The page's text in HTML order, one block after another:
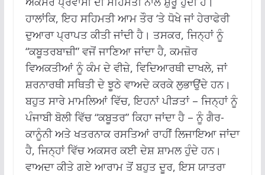
ਹਾਲਾਂਕਿ, ਇਹ ਸਹਿਮਤੀ ਆਮ ਤੌਰ ‘ਤੇ ਧੋਖੇ ਜਾਂ ਹੇਰਾਫੇਰੀ
ਦੁਆਰਾ ਪ੍ਰਾਪਤ ਕੀਤੀ ਜਾਂਦੀ ਹੈ। ਤਸਕਰ, ਜਿਨ੍ਹਾਂ ਨੂੰ
“ਕਬੂਤਰਬਾਜ਼ੀ” ਵਜੋਂ ਜਾਣਿਆ ਜਾਂਦਾ ਹੈ, ਕਮਜ਼ੋਰ
ਵਿਅਕਤੀਆਂ ਨੂੰ ਕੰਮ ਦੇ ਵੀਜ਼ੇ, ਵਿਦਿਆਰਥੀ ਦਾਖਲੇ, ਜਾਂ
ਸ਼ਰਨਾਰਥੀ ਸਥਿਤੀ ਦੇ ਝੂਠੇ ਵਾਅਦੇ ਕਰਕੇ ਲੁਭਾਉਂਦੇ ਹਨ।
ਬਹੁਤ ਸਾਰੇ ਮਾਮਲਿਆਂ ਵਿੱਚ, ਇਹਨਾਂ ਪੀੜਤਾਂ – ਜਿਨ੍ਹਾਂ ਨੂੰ
ਪੰਜਾਬੀ ਬੋਲੀ ਵਿੱਚ “ਕਬੂਤਰ” ਕਿਹਾ ਜਾਂਦਾ ਹੈ – ਨੂੰ ਗੈਰ-
ਕਾਨੂੰਨੀ ਅਤੇ ਖਤਰਨਾਕ ਰਸਤਿਆਂ ਰਾਹੀਂ ਲਿਜਾਇਆ ਜਾਂਦਾ
ਹੈ, ਜਿਨ੍ਹਾਂ ਵਿੱਚ ਅਕਸਰ ਕਈ ਦੇਸ਼ ਸ਼ਾਮਲ ਹੁੰਦੇ ਹਨ।
ਵਾਅਦਾ ਕੀਤੇ ਗਏ ਆਰਾਮ ਤੋਂ ਬਹੁਤ ਦੂਰ, ਇਸ ਯਾਤਰਾ